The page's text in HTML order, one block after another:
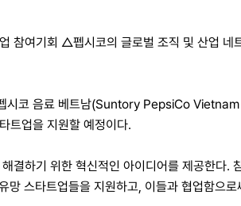
참여기회 △펩시코의 글로벌 조직 및 산업 네
시코 음료 베트남(Suntory PepsiCo
업을 지원할 예정이다.
결하기 위한 혁신적인 아이디어를 제공한다.
망 스타트업들을 지원하고, 이들과 협업함으